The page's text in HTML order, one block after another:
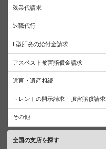
残業代請求
退職代行
B型肝炎の給付金請求
アスベスト被害賠償金請求
遺言・遺産相続
トレントの開示請求・損害賠償請
その他
全国の支店を探す